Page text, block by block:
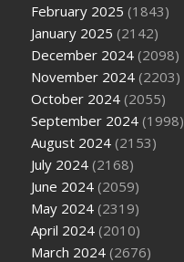
February 2025 (1843)
January 2025 (2142)
December 2024 (2098)
November 2024 (2203)
October 2024 (2055)
September 2024 (1998)
August 2024 (2153)
July 2024 (2168)
June 2024 (2059)
May 2024 (2319)
April 2024 (2010)
March 2024 (2676)